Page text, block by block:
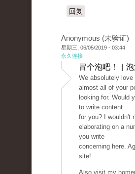
回复
Anonymous (未验证)
星期三, 06/05/2019 - 03:44
永久连接
冒个泡吧！ |
We absolutely love
almost all of your
looking for. Would
to write content
for you? I wouldn't
elaborating on a
you write
concerning here.
site!
Also visit my